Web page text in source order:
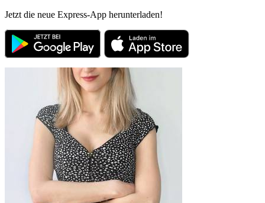
Jetzt die neue Express-App herunterladen!